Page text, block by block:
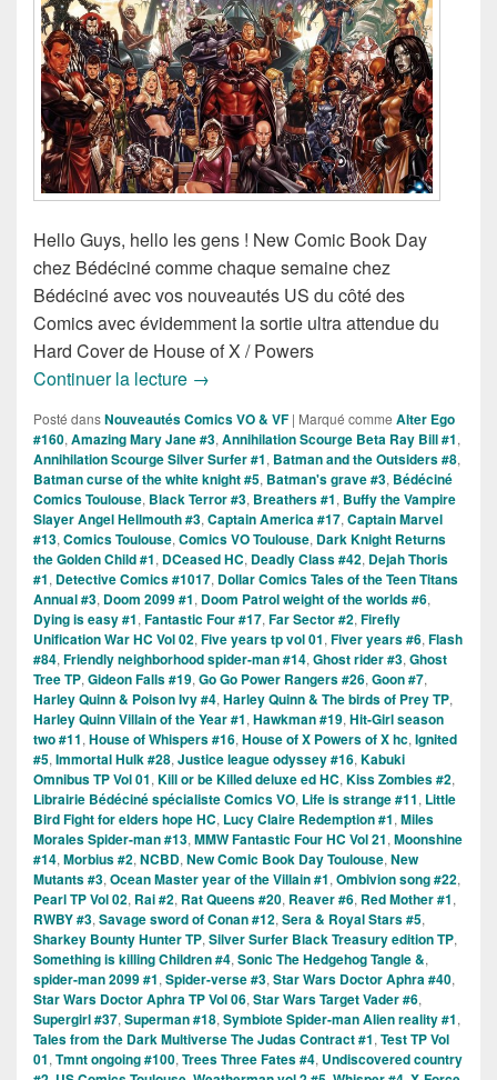
Hello Guys, hello les gens ! New Comic Book Day
chez Bédéciné comme chaque semaine chez
Bédéciné avec vos nouveautés US du côté des
Comics avec évidemment la sortie ultra attendue du
Hard Cover de House of X / Powers
Continuer la lecture Sorties des Comics VO de la
→
Posté dansNouveautés Comics VO & VF | Marqué comme Alter Ego
#160, Amazing Mary Jane #3, Annihilation Scourge Beta Ray Bill #1,
Annihilation Scourge Silver Surfer #1, Batman and the Outsiders #8,
Batman curse of the white knight #5, Batman's grave #3, Bédéciné
Comics Toulouse, Black Terror #3, Breathers #1, Buffy the Vampire
Slayer Angel Hellmouth #3, Captain America #17, Captain Marvel
#13, Comics Toulouse, Comics VO Toulouse, Dark Knight Returns
the Golden Child #1, DCeased HC, Deadly Class #42, Dejah Thoris
#1, Detective Comics #1017, Dollar Comics Tales of the Teen Titans
Annual #3, Doom 2099 #1, Doom Patrol weight of the worlds #6,
Dying is easy #1, Fantastic Four #17, Far Sector #2, Firefly
Unification War HC Vol 02, Five years tp vol 01, Fiver years #6, Flash
#84, Friendly neighborhood spider-man #14, Ghost rider #3, Ghost
Tree TP, Gideon Falls #19, Go Go Power Rangers #26, Goon #7,
Harley Quinn & Poison Ivy #4, Harley Quinn & The birds of Prey TP,
Harley Quinn Villain of the Year #1, Hawkman #19, Hit-Girl season
two #11, House of Whispers #16, House of X Powers of X hc, Ignited
#5, Immortal Hulk #28, Justice league odyssey #16, Kabuki
Omnibus TP Vol 01, Kill or be Killed deluxe ed HC, Kiss Zombies #2,
Librairie Bédéciné spécialiste Comics VO, Life is strange #11, Little
Bird Fight for elders hope HC, Lucy Claire Redemption #1, Miles
Morales Spider-man #13, MMW Fantastic Four HC Vol 21, Moonshine
#14, Morbius #2, NCBD, New Comic Book Day Toulouse, New
Mutants #3, Ocean Master year of the Villain #1, Ombivion song #22,
Pearl TP Vol 02, Rai #2, Rat Queens #20, Reaver #6, Red Mother #1,
RWBY #3, Savage sword of Conan #12, Sera & Royal Stars #5,
Sharkey Bounty Hunter TP, Silver Surfer Black Treasury edition TP,
Something is killing Children #4, Sonic The Hedgehog Tangle &,
spider-man 2099 #1, Spider-verse #3, Star Wars Doctor Aphra #40,
Star Wars Doctor Aphra TP Vol 06, Star Wars Target Vader #6,
Supergirl #37, Superman #18, Symbiote Spider-man Alien reality #1,
Tales from the Dark Multiverse The Judas Contract #1, Test TP Vol
01, Tmnt ongoing #100, Trees Three Fates #4, Undiscovered country